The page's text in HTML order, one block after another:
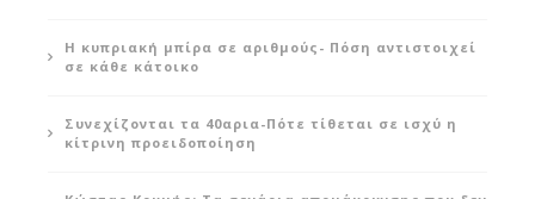
Η κυπριακή μπίρα σε αριθμούς- Πόση αντιστοιχεί
σε κάθε κάτοικο
Συνεχίζονται τα 40αρια-Πότε τίθεται σε ισχύ η
κίτρινη προειδοποίηση